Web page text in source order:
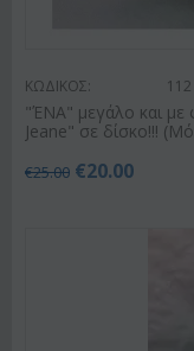
ΚΩΔΙΚΟΣ: 112
"ΈΝΑ" μεγάλο και
Jeane" σε δίσκο!!!
€25.00 €20.00